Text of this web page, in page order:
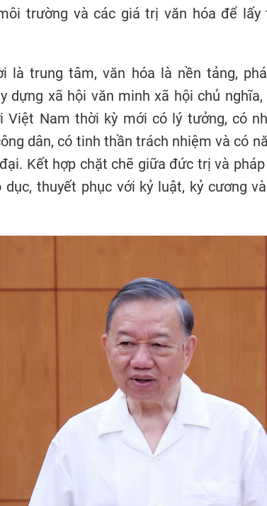
trường và các giá trị văn hóa để lấy
là trung tâm, văn hóa là nền tảng,
dựng xã hội văn minh xã hội chủ
Việt Nam thời kỳ mới có lý tưởng, có
dân, có tinh thần trách nhiệm và có
Kết hợp chặt chẽ giữa đức trị và
dục, thuyết phục với kỷ luật, kỷ cương